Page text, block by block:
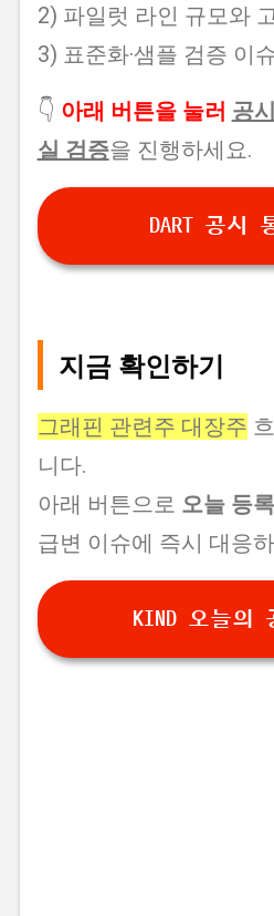
2) 파일럿 라인 규모와
3) 표준화·샘플 검증 이
👇 아래 버튼을 눌러 공
실 검증을 진행하세요.
DART 공시
지금 확인하기
그래핀 관련주 대장주
니다.
아래 버튼으로 오늘 등
급변 이슈에 즉시 대응
KIND 오늘의